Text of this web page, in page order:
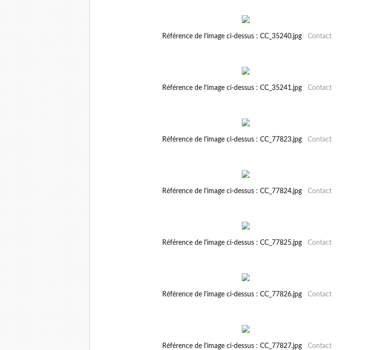
Référence de l'image ci-dessus : CC_35240.jpg Contact
Référence de l'image ci-dessus : CC_35241.jpg Contact
Référence de l'image ci-dessus : CC_77823.jpg Contact
Référence de l'image ci-dessus : CC_77824.jpg Contact
Référence de l'image ci-dessus : CC_77825.jpg Contact
Référence de l'image ci-dessus : CC_77826.jpg Contact
Référence de l'image ci-dessus : CC_77827.jpg Contact